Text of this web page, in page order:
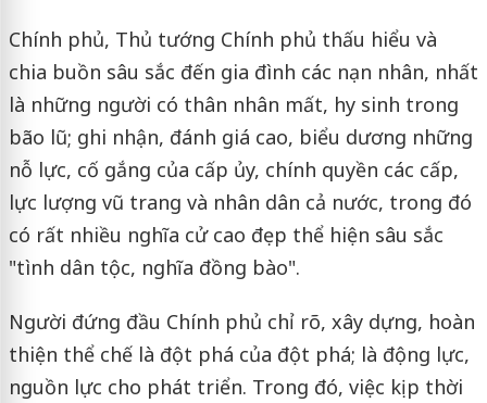
Chính phủ, Thủ tướng Chính phủ thấu hiểu và
chia buồn sâu sắc đến gia đình các nạn nhân, nhất
là những người có thân nhân mất, hy sinh trong
bão lũ; ghi nhận, đánh giá cao, biểu dương những
nỗ lực, cố gắng của cấp ủy, chính quyền các cấp,
lực lượng vũ trang và nhân dân cả nước, trong đó
có rất nhiều nghĩa cử cao đẹp thể hiện sâu sắc
"tình dân tộc, nghĩa đồng bào".
Người đứng đầu Chính phủ chỉ rõ, xây dựng, hoàn
thiện thể chế là đột phá của đột phá; là động lực,
nguồn lực cho phát triển. Trong đó, việc kịp thời